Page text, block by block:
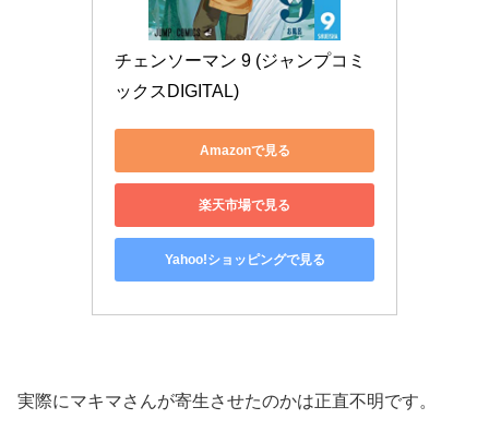
チェンソーマン 9 (ジャンプコミ
ックスDIGITAL)
Amazonで見る
楽天市場で見る
Yahoo!ショッピングで見る
実際にマキマさんが寄生させたのかは正直不明です。